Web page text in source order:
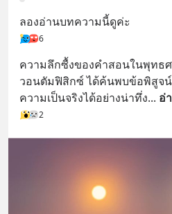
ลองอ่านบทความนี้ดูค่ะ
6
ความลึกซื้งของคำสอนในพุทธ
วอนตัมฟิสิกซ์ ได้ค้นพบข้อพิสูจ
ความเป็นจริงได้อย่างน่าทึ่ง... อ่
2